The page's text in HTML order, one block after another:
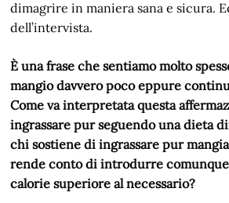
dimagrire in maniera sana e sicura.
dell’intervista.
È una frase che sentiamo molto
mangio davvero poco eppure
Come va interpretata questa
ingrassare pur seguendo una dieta
chi sostiene di ingrassare pur
rende conto di introdurre
calorie superiore al necessario?